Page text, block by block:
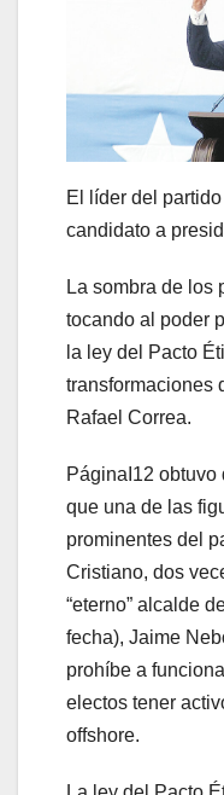
El líder del
candidato a
La sombra de los
tocando al poder
la ley del Pacto
transformaciones
Rafael Correa.
PáginaI12 obtuvo
que una de las
prominentes del
Cristiano, dos
“eterno” alcalde
fecha), Jaime
prohíbe a
electos tener
offshore.